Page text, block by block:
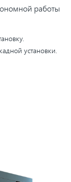
работы
установки.